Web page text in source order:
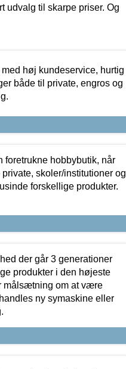
udvalg til skarpe priser. Og
høj kundeservice, hurtig
både til private, engros og
hobbybutik, når
skoler/institutioner og
forskellige produkter.
der går 3 generationer
produkter i den højeste
målsætning om at være
ny symaskine eller